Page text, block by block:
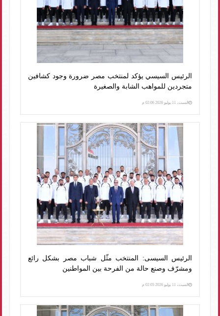
الرئيس السيسي يؤكد لمنتخب مصر ضرورة وجود كشافين
متجردين للمواهب الشابة والصغيرة
السبت، 11 يوليو 2026 02:06 م
الرئيس السيسى: المنتخب مثّل شباب مصر بشكل رائع
ومشرّف وصنع حالة من الفرحة بين المواطنين
السبت، 11 يوليو 2026 02:05 م